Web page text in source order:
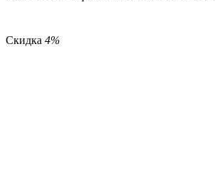
Скидка 4%